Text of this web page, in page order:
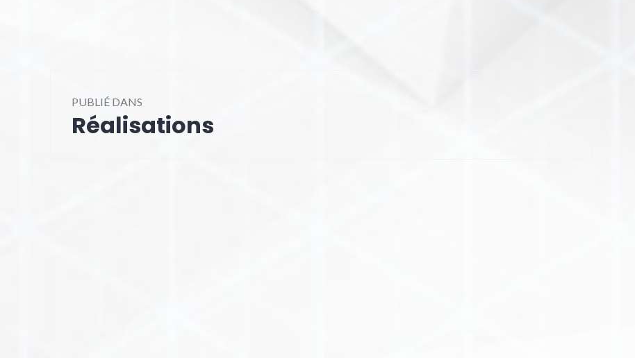
de
PUBLIÉ DANS
Réalisations